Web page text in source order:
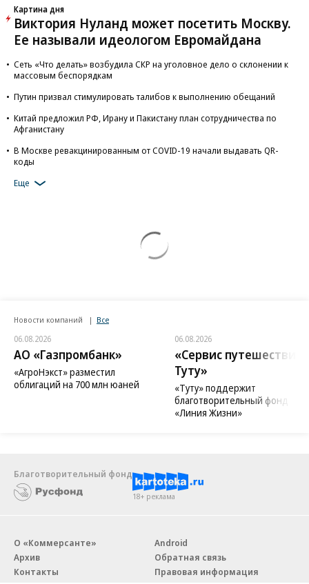
Картина дня
Виктория Нуланд может посетить Москву.
Ее называли идеологом Евромайдана
Сеть «Что делать» возбудила СКР на уголовное дело о склонении к
массовым беспорядкам
Путин призвал стимулировать талибов к выполнению обещаний
Китай предложил РФ, Ирану и Пакистану план сотрудничества по
Афганистану
В Москве ревакцинированным от COVID-19 начали выдавать QR-
коды
Еще
Новости компаний Все
06.08.2026
АО «Газпромбанк»
«АгроНэкст» разместил
облигаций на 700 млн юаней
06.08.2026
«Сервис путешествий
Туту»
«Туту» поддержит
благотворительный фонд
«Линия Жизни»
Благотворительный фонд
18+ реклама
О «Коммерсанте»
Архив
Контакты
Android
Обратная связь
Правовая информация